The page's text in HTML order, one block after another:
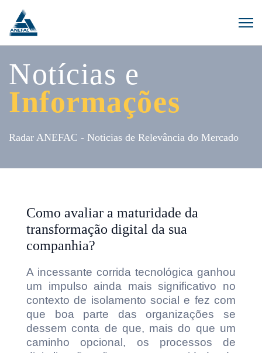
Notícias e
Informações
Radar ANEFAC - Noticias de Relevância do Mercado
Como avaliar a maturidade da
transformação digital da sua
companhia?
A incessante corrida tecnológica ganhou
um impulso ainda mais significativo no
contexto de isolamento social e fez com
que boa parte das organizações se
dessem conta de que, mais do que um
caminho opcional, os processos de